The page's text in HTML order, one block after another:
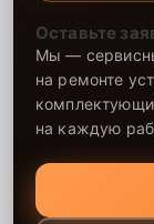
Оставьте
Мы —
на ремонте
на каждую